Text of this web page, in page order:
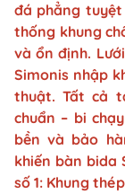
đá phẳng tuyệt
thống khung
và ổn định.
Simonis nhập
thuật. Tất cả
chuẩn – bi
bền và bảo
khiến bàn bida
số 1: Khung